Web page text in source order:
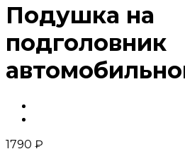
Подушка на
подголовник
1790 ₽